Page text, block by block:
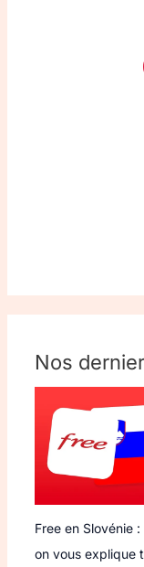
Nos
Free en Slovénie
on vous explique